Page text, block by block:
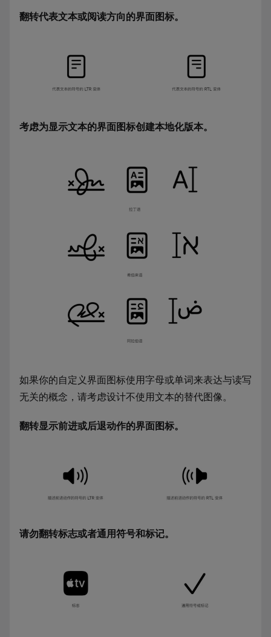
翻转代表文本或阅读方向的界面图标。
考虑为显示文本的界面图标创建本地化版本。
如果你的自定义界面图标使用字母或单词来表达与读写
无关的概念，请考虑设计不使用文本的替代图像。
翻转显示前进或后退动作的界面图标。
请勿翻转标志或者通用符号和标记。